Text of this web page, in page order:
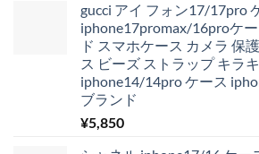
gucci アイ フォン17/17pro
iphone17promax/16proケ
ド スマホケース カメラ 保
ス ビーズ ストラップ キラ
iphone14/14pro ケース
ブランド
¥5,850